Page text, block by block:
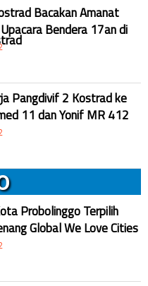
Bacakan Amanat
Bendera 17an di
Pangdivif 2 Kostrad ke
11 dan Yonif MR 412
Probolinggo Terpilih
Global We Love Cities